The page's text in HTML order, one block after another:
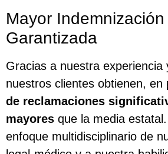
Mayor Indemnización
Garantizada
Gracias a nuestra experiencia
nuestros clientes obtienen, en
de reclamaciones
mayores que la media
enfoque multidisciplinario de